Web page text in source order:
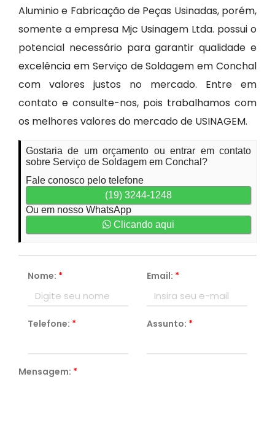
Aluminio e Fabricação de Peças Usinadas, porém,
somente a empresa Mjc Usinagem Ltda. possui o
potencial necessário para garantir qualidade e
excelência em Serviço de Soldagem em Conchal
com valores justos no mercado. Entre em
contato e consulte-nos, pois trabalhamos com
os melhores valores do mercado de USINAGEM.
Gostaria de um orçamento ou entrar em contato
sobre Serviço de Soldagem em Conchal?
Fale conosco pelo telefone
(19) 3244-1248
Ou em nosso WhatsApp
Clicando aqui
Nome: * Email: *
Telefone: * Assunto: *
Mensagem: *